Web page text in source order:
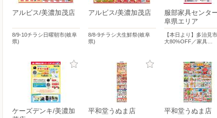
アルビス/美濃加茂店
8/9-10チラシ日曜朝市(岐阜
県)
アルビス/美濃加茂店
8/8-9チラシ大生鮮祭(岐阜
県)
服部家具センタ
阜県エリア
【本日より】多治見
大80%OFF／家具…
ケーズデンキ/美濃加
平和堂うぬま店 平和堂うぬま店